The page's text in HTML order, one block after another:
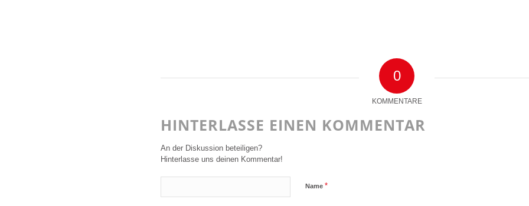
0
KOMMENTARE
HINTERLASSE EINEN KOMMENTAR
An der Diskussion beteiligen?
Hinterlasse uns deinen Kommentar!
Name *